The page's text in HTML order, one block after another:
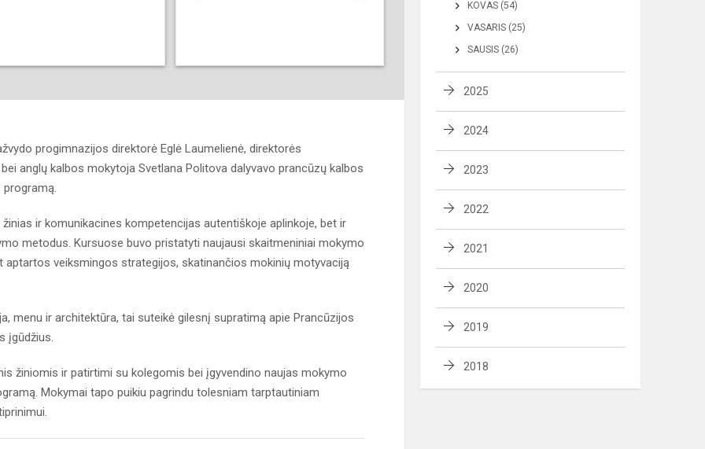
progimnazijos direktorė Eglė Laumelienė, direktorės
anglų kalbos mokytoja Svetlana Politova dalyvavo prancūzų kalbos
ir komunikacines kompetencijas autentiškoje aplinkoje, bet ir
metodus. Kursuose buvo pristatyti naujausi skaitmeniniai mokymo
aptartos veiksmingos strategijos, skatinančios mokinių motyvaciją
menu ir architektūra, tai suteikė gilesnį supratimą apie Prancūzijos
įgūdžius.
žiniomis ir patirtimi su kolegomis bei įgyvendino naujas mokymo
Mokymai tapo puikiu pagrindu tolesniam tarptautiniam
KOVAS (54)
VASARIS (25)
SAUSIS (26)
2025
2024
2023
2022
2021
2020
2019
2018